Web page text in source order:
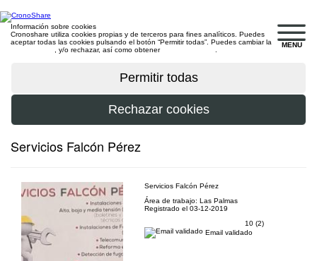
MENU
Información sobre cookies
Cronoshare utiliza cookies propias y de terceros para fines analíticos. Puedes
aceptar todas las cookies pulsando el botón “Permitir todas”. Puedes cambiar la
, y/o rechazar, así como obtener
Servicios Falcón Pérez
Servicios Falcón Pérez
Área de trabajo: Las Palmas
Registrado el 03-12-2019
10 (2)
Email validado